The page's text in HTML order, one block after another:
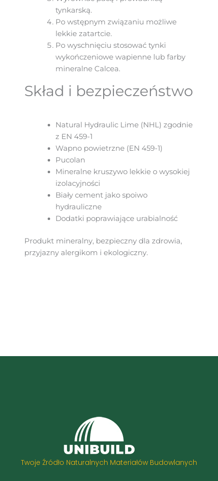
tynkarską.
Po wstępnym związaniu możliwe
lekkie zatartcie.
Po wyschnięciu stosować tynki
wykończeniowe wapienne lub farby
mineralne Calcea.
Skład i bezpieczeństwo
Natural Hydraulic Lime (NHL) zgodnie
z EN 459-1
Wapno powietrzne (EN 459-1)
Pucolan
Mineralne kruszywo lekkie o wysokiej
izolacyjności
Biały cement jako spoiwo
hydrauliczne
Dodatki poprawiające urabialność
Produkt mineralny, bezpieczny dla zdrowia,
przyjazny alergikom i ekologiczny.
Twoje Źródło Naturalnych Materiałów Budowlanych